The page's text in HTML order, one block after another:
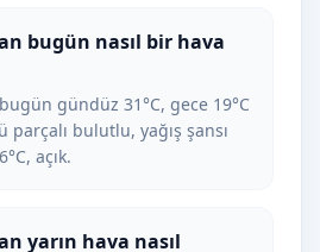
bugün nasıl bir hava
gündüz 31°C, gece 19°C
parçalı bulutlu, yağış şansı
açık.
yarın hava nasıl